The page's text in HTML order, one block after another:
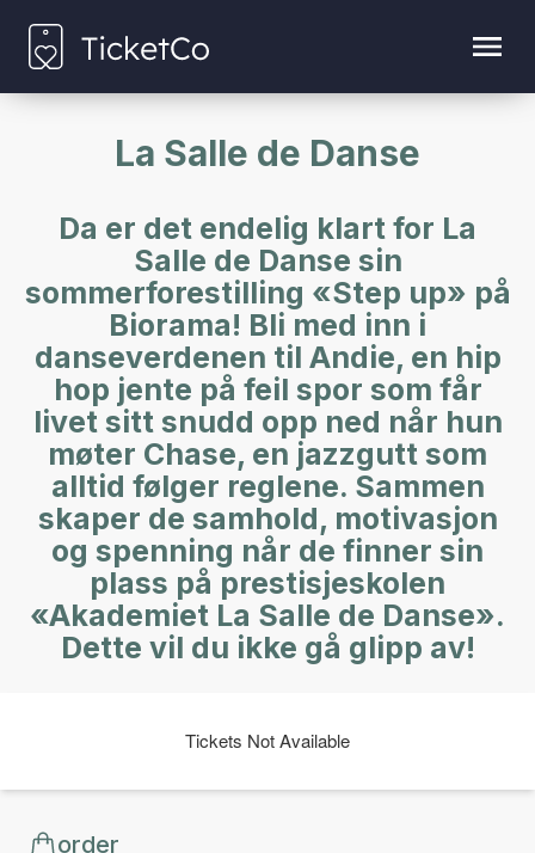
La Salle de Danse
Da er det endelig klart for La
Salle de Danse sin
sommerforestilling «Step up» på
Biorama! Bli med inn i
danseverdenen til Andie, en hip
hop jente på feil spor som får
livet sitt snudd opp ned når hun
møter Chase, en jazzgutt som
alltid følger reglene. Sammen
skaper de samhold, motivasjon
og spenning når de finner sin
plass på prestisjeskolen
«Akademiet La Salle de Danse».
Dette vil du ikke gå glipp av!
Tickets Not Available
order